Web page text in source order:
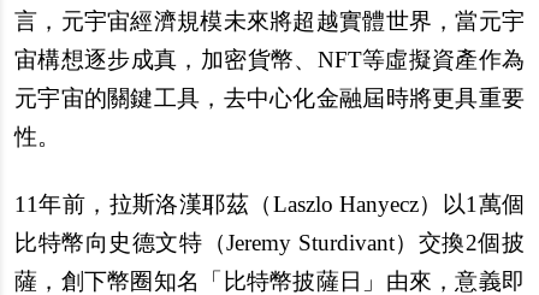
言，元宇宙經濟規模未來將超越實體世界，當元宇
宙構想逐步成真，加密貨幣、NFT等虛擬資產作為
元宇宙的關鍵工具，去中心化金融屆時將更具重要
性。
11年前，拉斯洛漢耶茲（Laszlo Hanyecz）以1萬個
比特幣向史德文特（Jeremy Sturdivant）交換2個披
薩，創下幣圈知名「比特幣披薩日」由來，意義即